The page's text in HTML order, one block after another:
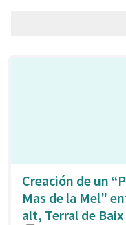
Creación de un
Mas de la Mel"
alt, Terral de